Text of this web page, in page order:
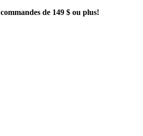
de 149 $ ou plus!